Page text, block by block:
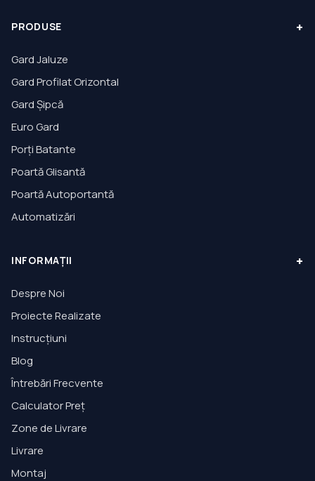
PRODUSE +
Gard Jaluze
Gard Profilat Orizontal
Gard Șipcă
Euro Gard
Porți Batante
Poartă Glisantă
Poartă Autoportantă
Automatizări
INFORMAȚII +
Despre Noi
Proiecte Realizate
Instrucțiuni
Blog
Întrebări Frecvente
Calculator Preț
Zone de Livrare
Livrare
Montaj